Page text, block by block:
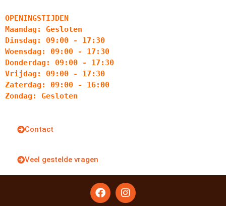
OPENINGSTIJDEN
Maandag: Gesloten
Dinsdag: 09:00 - 17:30
Woensdag: 09:00 - 17:30
Donderdag: 09:00 - 17:30
Vrijdag: 09:00 - 17:30
Zaterdag: 09:00 - 16:00
Zondag: Gesloten
Contact
Veel gestelde vragen